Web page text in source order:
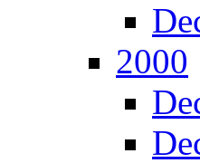
2000